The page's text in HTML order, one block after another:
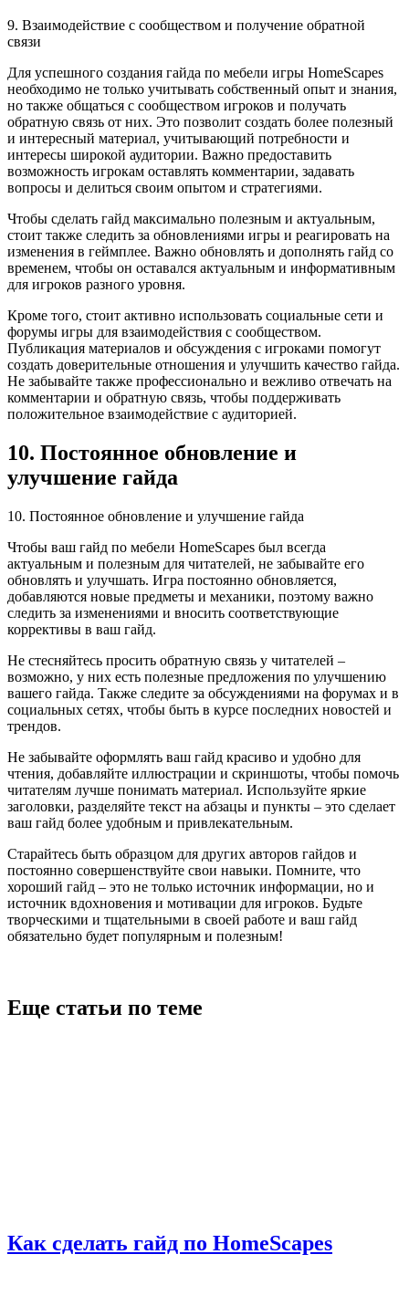
9. Взаимодействие с сообществом и получение обратной
связи
Для успешного создания гайда по мебели игры HomeScapes
необходимо не только учитывать собственный опыт и знания,
но также общаться с сообществом игроков и получать
обратную связь от них. Это позволит создать более полезный
и интересный материал, учитывающий потребности и
интересы широкой аудитории. Важно предоставить
возможность игрокам оставлять комментарии, задавать
вопросы и делиться своим опытом и стратегиями.
Чтобы сделать гайд максимально полезным и актуальным,
стоит также следить за обновлениями игры и реагировать на
изменения в геймплее. Важно обновлять и дополнять гайд со
временем, чтобы он оставался актуальным и информативным
для игроков разного уровня.
Кроме того, стоит активно использовать социальные сети и
форумы игры для взаимодействия с сообществом.
Публикация материалов и обсуждения с игроками помогут
создать доверительные отношения и улучшить качество гайда.
Не забывайте также профессионально и вежливо отвечать на
комментарии и обратную связь, чтобы поддерживать
положительное взаимодействие с аудиторией.
10. Постоянное обновление и
улучшение гайда
10. Постоянное обновление и улучшение гайда
Чтобы ваш гайд по мебели HomeScapes был всегда
актуальным и полезным для читателей, не забывайте его
обновлять и улучшать. Игра постоянно обновляется,
добавляются новые предметы и механики, поэтому важно
следить за изменениями и вносить соответствующие
коррективы в ваш гайд.
Не стесняйтесь просить обратную связь у читателей –
возможно, у них есть полезные предложения по улучшению
вашего гайда. Также следите за обсуждениями на форумах и в
социальных сетях, чтобы быть в курсе последних новостей и
трендов.
Не забывайте оформлять ваш гайд красиво и удобно для
чтения, добавляйте иллюстрации и скриншоты, чтобы помочь
читателям лучше понимать материал. Используйте яркие
заголовки, разделяйте текст на абзацы и пункты – это сделает
ваш гайд более удобным и привлекательным.
Старайтесь быть образцом для других авторов гайдов и
постоянно совершенствуйте свои навыки. Помните, что
хороший гайд – это не только источник информации, но и
источник вдохновения и мотивации для игроков. Будьте
творческими и тщательными в своей работе и ваш гайд
обязательно будет популярным и полезным!
Еще статьи по теме
Как сделать гайд по HomeScapes